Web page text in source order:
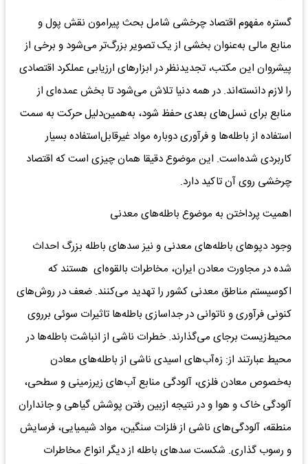
گستره‌ مفهوم‌ اقتصاد چرخشی‌ شامل‌ بحث‌ پیرامون‌ نقش‌ پول‌ و
منابع‌ مالی‌ به‌عنوان‌ بخشی‌ از یک‌ تصویر بزرگ‌تر می‌شود و برخی‌ از
پیشروان‌ این‌ مکتب،‌ تجدیدنظر در ابزارهای‌ ارزیابی‌ عملکرد اقتصادی‌
را لازم‌ دانسته‌اند. در همه‌ دنیا تلاش‌ می‌شود تا بخش‌ عمده‌ای از
منابع‌ برای‌ نسل‌های‌ بعدی‌ حفظ‌ شود، به‌همین‌دلیل‌ حرکت‌ به‌ سمت‌
استفاده‌ از باطله‌ها و فرآوری دوباره‌ مواد غیرقابل‌استفاده‌ بسیار
کاربردی‌ شده‌است. این‌ موضوع‌ دقیقا همان‌ چیزی‌ است‌ که‌ اقتصاد
چرخشی‌ روی‌ آن تاکید دارد.
اهمیت‌ پرداختن‌ به‌ موضوع‌ باطله‌های‌ معدنی‌
وجود دپوهای‌ باطله‌های‌ معدنی‌ و نیز سدهای‌ باطله‌ بزرگ‌ احداث‌
شده‌ در مجاورت‌ معادن‌ ایران‌، مخاطرات‌ بالقوه‌‌ای هستند که
اکوسیستم‌ مناطق‌ معدنی‌ کشور را تهدید می‌کنند. ضعف‌ در روش‌های‌
کنونی‌ فرآوری و ناتوانی‌ در جداسازی‌ باطله‌ها تاثیرات‌ سوئی‌ برروی‌
محیط‌زیست برجای‌ می‌گذارند. خطرات‌ ناشی‌ از انباشت‌ باطله‌ها در
محیط‌ عبارتند از: زه‌آب‌های اسیدی‌ ناشی‌ از باطله‌های‌ معادن‌
به‌خصوص معادن‌ فلزی‌، آلودگی‌ منابع‌ آب‌های زیرزمینی‌ و سطحی‌،
آلودگی‌ خاک‌ و هوا و در نتیجه‌ ازبین‌ رفتن‌ پوشش‌ گیاهی‌ و جانداران‌
منطقه‌، آلودگی‌های‌ ناشی‌ از فلزات‌ سنگین‌، مواد شیمیایی‌، فرسایش‌
و رسوب‌ گذاری‌. شکست‌ سدهای‌ باطله‌ از دیگر انواع‌ مخاطرات‌